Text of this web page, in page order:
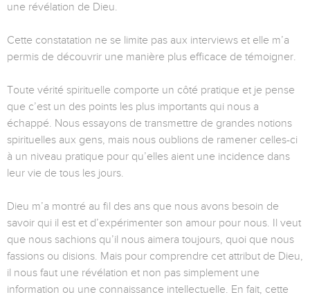
une révélation de Dieu.
Cette constatation ne se limite pas aux interviews et elle m’a
permis de découvrir une manière plus efficace de témoigner.
Toute vérité spirituelle comporte un côté pratique et je pense
que c’est un des points les plus importants qui nous a
échappé. Nous essayons de transmettre de grandes notions
spirituelles aux gens, mais nous oublions de ramener celles-ci
à un niveau pratique pour qu’elles aient une incidence dans
leur vie de tous les jours.
Dieu m’a montré au fil des ans que nous avons besoin de
savoir qui il est et d’expérimenter son amour pour nous. Il veut
que nous sachions qu’il nous aimera toujours, quoi que nous
fassions ou disions. Mais pour comprendre cet attribut de Dieu,
il nous faut une révélation et non pas simplement une
information ou une connaissance intellectuelle. En fait, cette